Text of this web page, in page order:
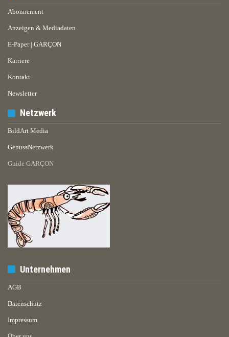
Abonnement
Anzeigen & Mediadaten
E-Paper | GARÇON
Karriere
Kontakt
Newsletter
Netzwerk
BildArt Media
GenussNetzwerk
Guide GARÇON
Unternehmen
AGB
Datenschutz
Impressum